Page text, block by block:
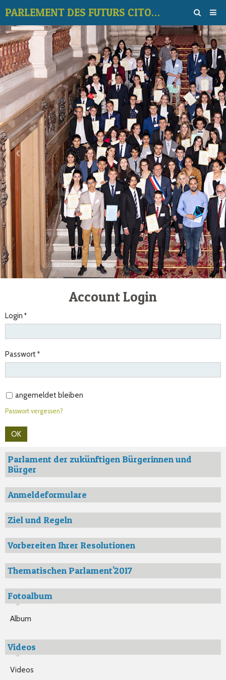
PARLEMENT DES FUTURS CITOYENS
Startseite
Album
Kontakt
Video
Stimmen Sie für das Geodatenthema
Diskussionsforen
‹ ›
Account Login
Login
Passwort
angemeldet bleiben
Passwort vergessen?
Parlament der zukünftigen Bürgerinnen und
Bürger
Anmeldeformulare
Ziel und Regeln
Vorbereiten Ihrer Resolutionen
Thematischen Parlament'2017
Fotoalbum
Album
Videos
Videos